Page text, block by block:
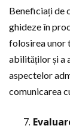
Beneficiați de
ghideze în
folosirea unor
abilităților și a
aspectelor
comunicarea